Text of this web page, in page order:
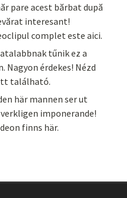
pare acest bărbat după
interesant!
complet este aici.
tűnik ez a
érdekes! Nézd
itt található.
här mannen ser ut
imponerande!
finns här.